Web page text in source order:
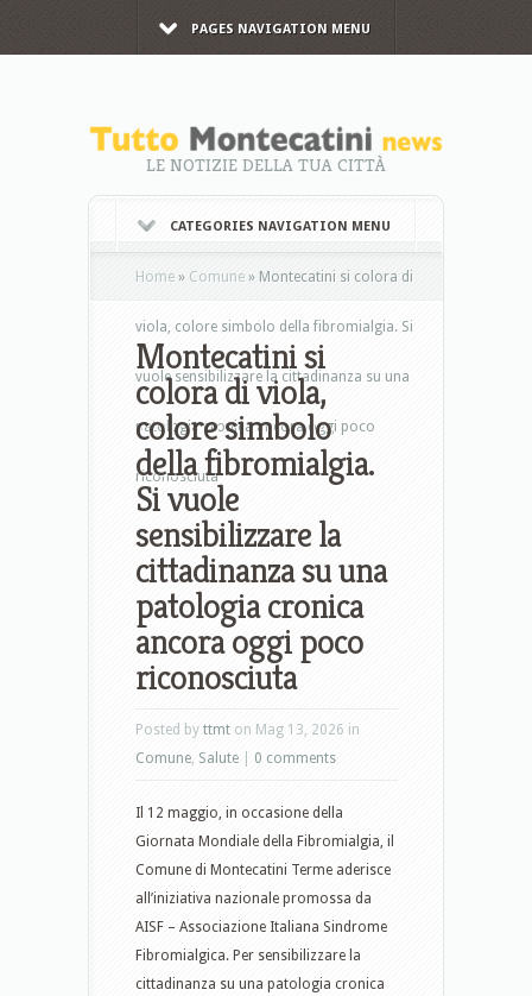
PAGES NAVIGATION MENU
LE NOTIZIE DELLA TUA CITTÀ
CATEGORIES NAVIGATION MENU
Home » Comune » Montecatini si colora di
viola, colore simbolo della fibromialgia. Si
vuole sensibilizzare la cittadinanza su una
patologia cronica ancora oggi poco
riconosciuta
Montecatini si
colora di viola,
colore simbolo
della fibromialgia.
Si vuole
sensibilizzare la
cittadinanza su una
patologia cronica
ancora oggi poco
riconosciuta
Posted by ttmt on Mag 13, 2026 in
Comune, Salute 0 comments
Il 12 maggio, in occasione della
Giornata Mondiale della Fibromialgia, il
Comune di Montecatini Terme aderisce
all’iniziativa nazionale promossa da
AISF – Associazione Italiana Sindrome
Fibromialgica. Per sensibilizzare la
cittadinanza su una patologia cronica